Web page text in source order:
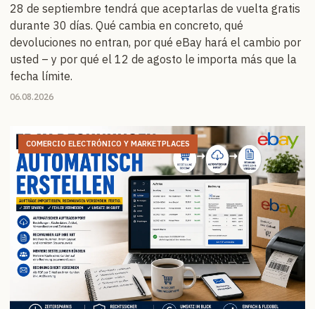
28 de septiembre tendrá que aceptarlas de vuelta gratis
durante 30 días. Qué cambia en concreto, qué
devoluciones no entran, por qué eBay hará el cambio por
usted – y por qué el 12 de agosto le importa más que la
fecha límite.
06.08.2026
COMERCIO ELECTRÓNICO Y MARKETPLACES